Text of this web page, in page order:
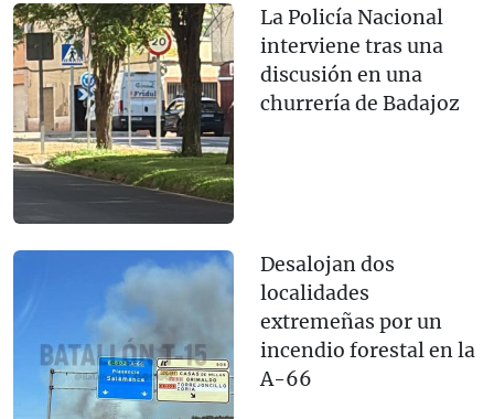
La Policía Nacional
interviene tras una
discusión en una
churrería de Badajoz
Desalojan dos
localidades
extremeñas por un
incendio forestal en la
A-66